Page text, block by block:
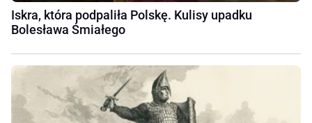
Iskra, która podpaliła Polskę. Kulisy upadku
Bolesława Śmiałego